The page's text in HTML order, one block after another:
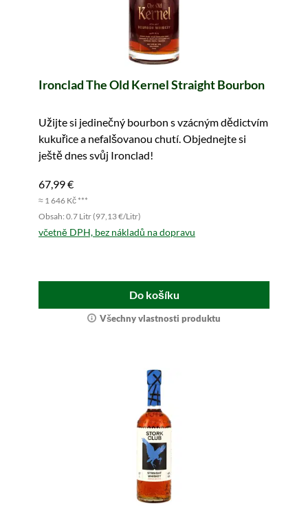
Ironclad The Old Kernel Straight Bourbon
Užijte si jedinečný bourbon s vzácným dědictvím
kukuřice a nefalšovanou chutí. Objednejte si
ještě dnes svůj Ironclad!
67,99 €
≈ 1 646 Kč ***
Obsah: 0.7 Litr (97,13 €/Litr)
včetně DPH, bez nákladů na dopravu
Do košíku
Všechny vlastnosti produktu